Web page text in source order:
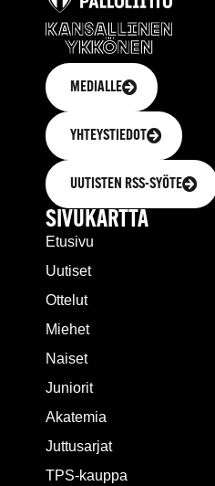
MEDIALLE
YHTEYSTIEDOT
UUTISTEN RSS-SYÖTE
SIVUKARTTA
Etusivu
Uutiset
Ottelut
Miehet
Naiset
Juniorit
Akatemia
Juttusarjat
TPS-kauppa